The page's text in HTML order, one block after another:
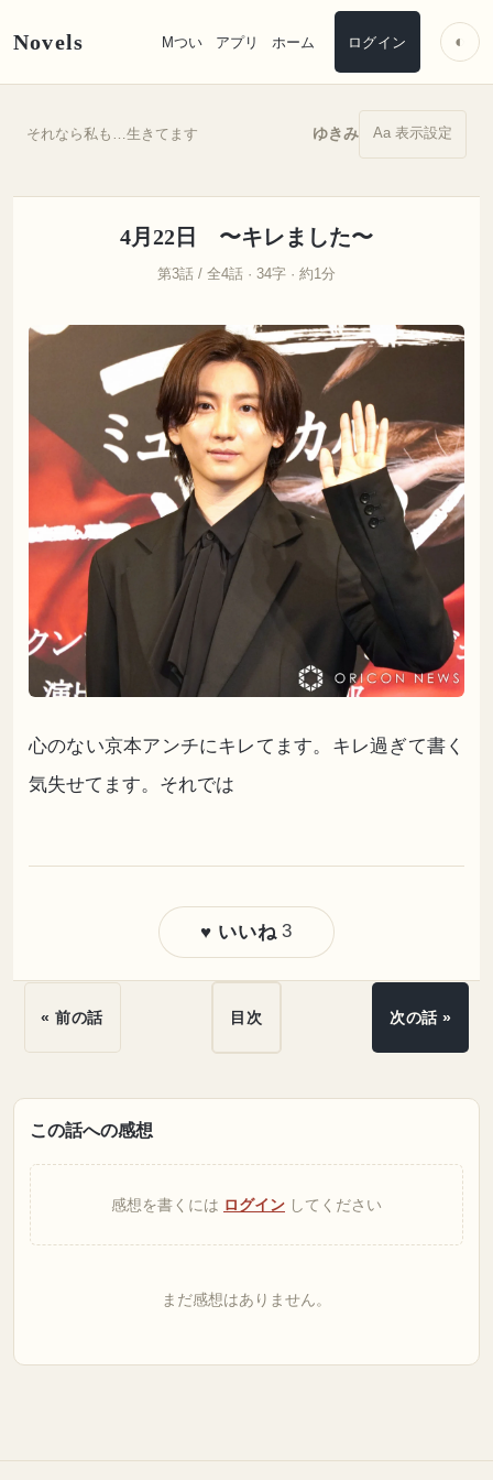
Novels Mつい アプリ ホーム ログイン ◐
それなら私も…生きてます ゆきみ Aa 表示設定
4月22日 〜キレました〜
第3話 / 全4話 · 34字 · 約1分
心のない京本アンチにキレてます。キレ過ぎて書く
気失せてます。それでは
♥ いいね 3
« 前の話 目次 次の話 »
この話への感想
感想を書くには ログイン してください
まだ感想はありません。